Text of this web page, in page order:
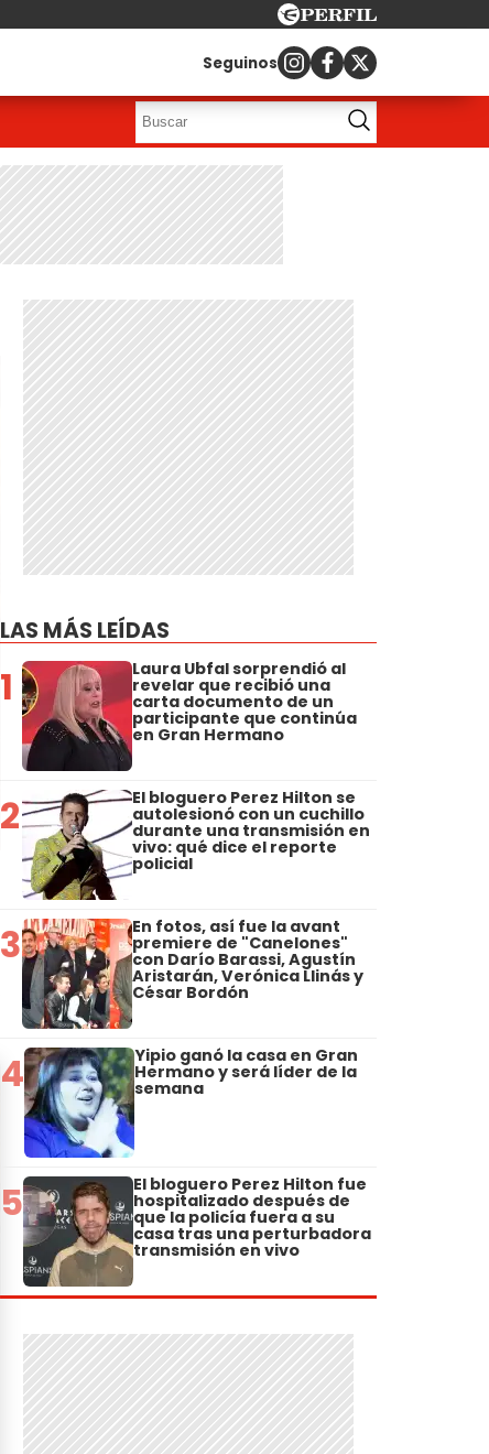
Seguinos
LAS MÁS LEÍDAS
1 Laura Ubfal sorprendió al
revelar que recibió una
carta documento de un
participante que continúa
en Gran Hermano
2 El bloguero Perez Hilton se
autolesionó con un cuchillo
durante una transmisión en
vivo: qué dice el reporte
policial
3 En fotos, así fue la avant
premiere de "Canelones"
con Darío Barassi, Agustín
Aristarán, Verónica Llinás y
César Bordón
4 Yipio ganó la casa en Gran
Hermano y será líder de la
semana
5 El bloguero Perez Hilton fue
hospitalizado después de
que la policía fuera a su
casa tras una perturbadora
transmisión en vivo